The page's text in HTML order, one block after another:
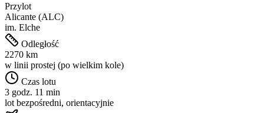
Przylot
Alicante (ALC)
im. Elche
Odległość
2270 km
w linii prostej (po wielkim kole)
Czas lotu
3 godz. 11 min
lot bezpośredni, orientacyjnie